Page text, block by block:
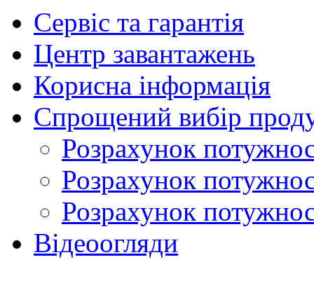
Сервіс та гарантія
Центр завантажень
Корисна інформація
Спрощений вибір
Розрахунок
Розрахунок
Розрахунок
Відеоогляди